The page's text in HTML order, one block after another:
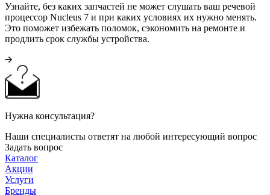
Узнайте, без каких запчастей не может слушать ваш речевой
процессор Nucleus 7 и при каких условиях их нужно менять.
Это поможет избежать поломок, сэкономить на ремонте и
продлить срок службы устройства.
Нужна консультация?
Наши специалисты ответят на любой интересующий вопрос
Задать вопрос
Каталог
Акции
Услуги
Бренды